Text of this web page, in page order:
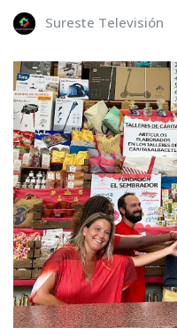
Sureste Televisión